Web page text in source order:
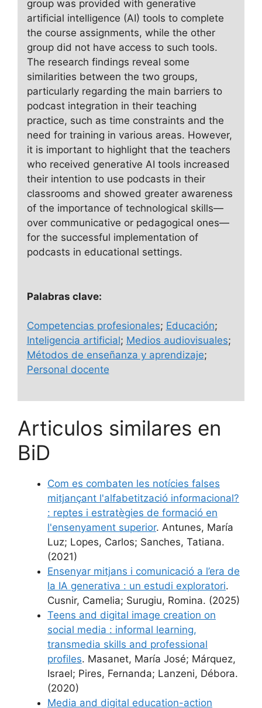
group was provided with generative
artificial intelligence (AI) tools to complete
the course assignments, while the other
group did not have access to such tools.
The research findings reveal some
similarities between the two groups,
particularly regarding the main barriers to
podcast integration in their teaching
practice, such as time constraints and the
need for training in various areas. However,
it is important to highlight that the teachers
who received generative AI tools increased
their intention to use podcasts in their
classrooms and showed greater awareness
of the importance of technological skills—
over communicative or pedagogical ones—
for the successful implementation of
podcasts in educational settings.
Palabras clave:
Competencias profesionales; Educación;
Inteligencia artificial; Medios audiovisuales;
Métodos de enseñanza y aprendizaje;
Personal docente
Articulos similares en
BiD
Com es combaten les notícies falses
mitjançant l'alfabetització informacional?
: reptes i estratègies de formació en
l'ensenyament superior. Antunes, María
Luz; Lopes, Carlos; Sanches, Tatiana.
(2021)
Ensenyar mitjans i comunicació a l’era de
la IA generativa : un estudi exploratori.
Cusnir, Camelia; Surugiu, Romina. (2025)
Teens and digital image creation on
social media : informal learning,
transmedia skills and professional
profiles. Masanet, María José; Márquez,
Israel; Pires, Fernanda; Lanzeni, Débora.
(2020)
Media and digital education-action